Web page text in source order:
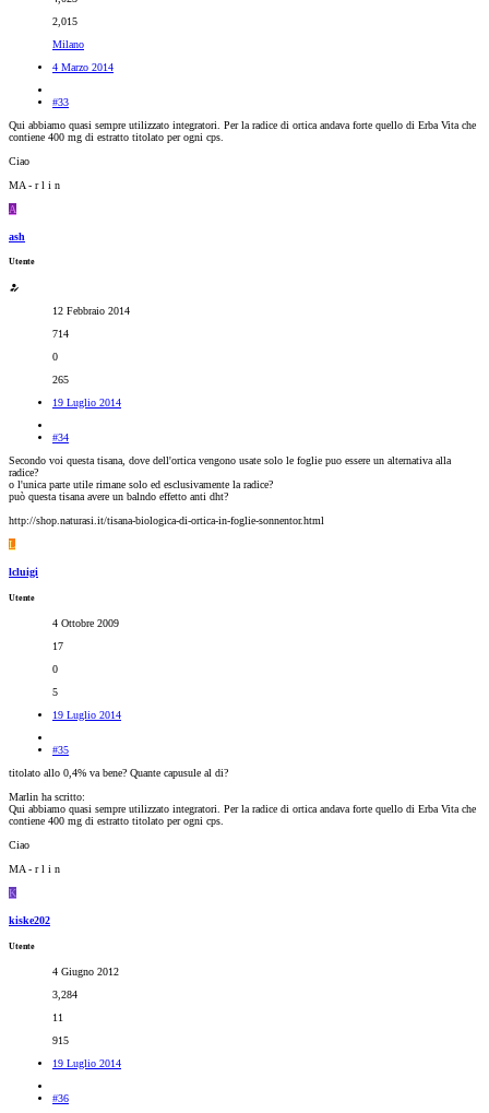
2,015
Milano
4 Marzo 2014
#33
Qui abbiamo quasi sempre utilizzato integratori. Per la radice di ortica andava forte quello di Erba Vita che
contiene 400 mg di estratto titolato per ogni cps.
Ciao
MA - r l i n
A
ash
Utente
12 Febbraio 2014
714
0
265
19 Luglio 2014
#34
Secondo voi questa tisana, dove dell'ortica vengono usate solo le foglie puo essere un alternativa alla
radice?
o l'unica parte utile rimane solo ed esclusivamente la radice?
può questa tisana avere un balndo effetto anti dht?
http://shop.naturasi.it/tisana-biologica-di-ortica-in-foglie-sonnentor.html
L
lcluigi
Utente
4 Ottobre 2009
17
0
5
19 Luglio 2014
#35
titolato allo 0,4% va bene? Quante capusule al di?
Marlin ha scritto:
Qui abbiamo quasi sempre utilizzato integratori. Per la radice di ortica andava forte quello di Erba Vita che
contiene 400 mg di estratto titolato per ogni cps.
Ciao
MA - r l i n
K
kiske202
Utente
4 Giugno 2012
3,284
11
915
19 Luglio 2014
#36